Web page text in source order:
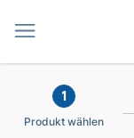
1
Produkt wählen